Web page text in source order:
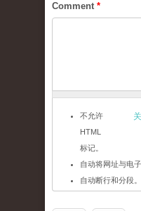
Comment *
不允许
HTML
标记。
自动将网址与电
自动断行和分段。